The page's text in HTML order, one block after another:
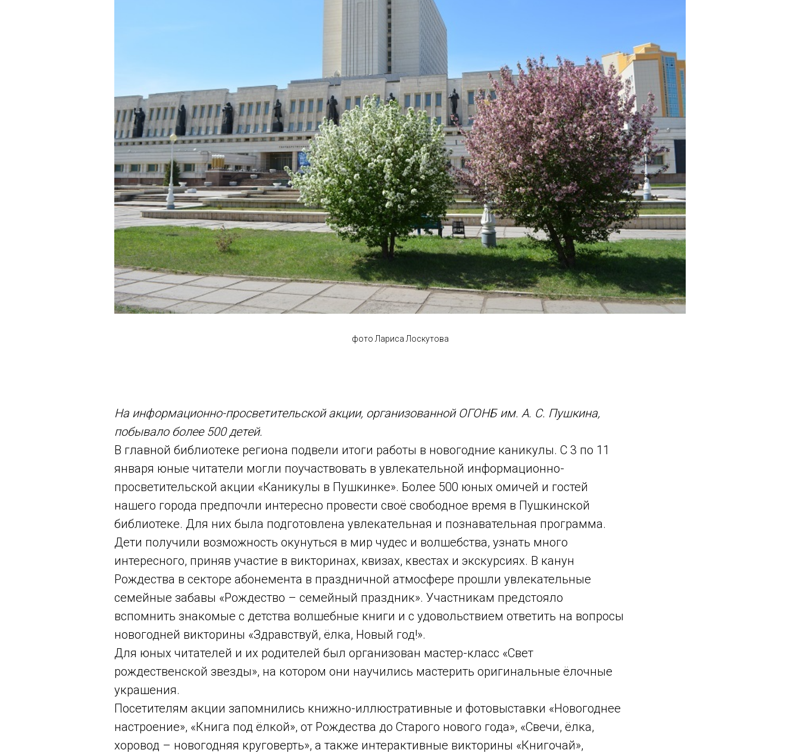
фото Лариса Лоскутова
На информационно-просветительской акции, организованной ОГОНБ им. А. С. Пушкина,
побывало более 500 детей.
В главной библиотеке региона подвели итоги работы в новогодние каникулы. С 3 по 11
января юные читатели могли поучаствовать в увлекательной информационно-
просветительской акции «Каникулы в Пушкинке». Более 500 юных омичей и гостей
нашего города предпочли интересно провести своё свободное время в Пушкинской
библиотеке. Для них была подготовлена увлекательная и познавательная программа.
Дети получили возможность окунуться в мир чудес и волшебства, узнать много
интересного, приняв участие в викторинах, квизах, квестах и экскурсиях. В канун
Рождества в секторе абонемента в праздничной атмосфере прошли увлекательные
семейные забавы «Рождество – семейный праздник». Участникам предстояло
вспомнить знакомые с детства волшебные книги и с удовольствием ответить на вопросы
новогодней викторины «Здравствуй, ёлка, Новый год!».
Для юных читателей и их родителей был организован мастер-класс «Свет
рождественской звезды», на котором они научились мастерить оригинальные ёлочные
украшения.
Посетителям акции запомнились книжно-иллюстративные и фотовыставки «Новогоднее
настроение», «Книга под ёлкой», от Рождества до Старого нового года», «Свечи, ёлка,
хоровод – новогодняя круговерть», а также интерактивные викторины «Книгочай»,